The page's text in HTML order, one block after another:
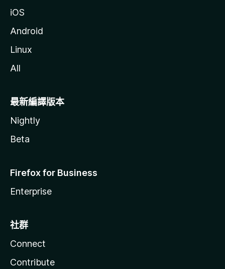
iOS
Android
Linux
All
最新編譯版本
Nightly
Beta
Firefox for Business
Enterprise
社群
Connect
Contribute